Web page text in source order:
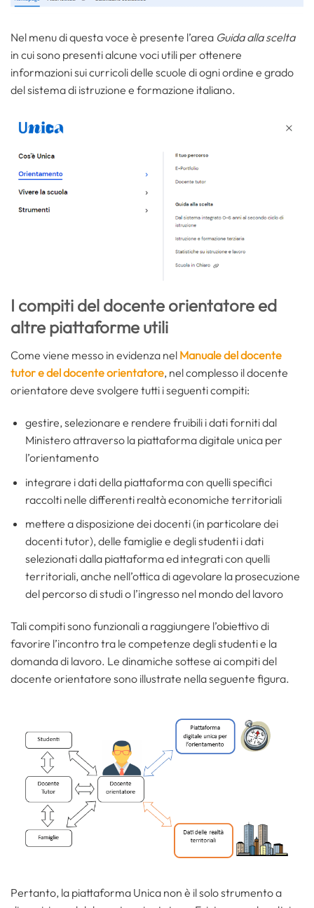
Nel menu di questa voce è presente l’area Guida alla scelta
in cui sono presenti alcune voci utili per ottenere
informazioni sui curricoli delle scuole di ogni ordine e grado
del sistema di istruzione e formazione italiano.
I compiti del docente orientatore ed
altre piattaforme utili
Come viene messo in evidenza nel Manuale del docente
tutor e del docente orientatore, nel complesso il docente
orientatore deve svolgere tutti i seguenti compiti:
gestire, selezionare e rendere fruibili i dati forniti dal
Ministero attraverso la piattaforma digitale unica per
l’orientamento
integrare i dati della piattaforma con quelli specifici
raccolti nelle differenti realtà economiche territoriali
mettere a disposizione dei docenti (in particolare dei
docenti tutor), delle famiglie e degli studenti i dati
selezionati dalla piattaforma ed integrati con quelli
territoriali, anche nell’ottica di agevolare la prosecuzione
del percorso di studi o l’ingresso nel mondo del lavoro
Tali compiti sono funzionali a raggiungere l’obiettivo di
favorire l’incontro tra le competenze degli studenti e la
domanda di lavoro. Le dinamiche sottese ai compiti del
docente orientatore sono illustrate nella seguente figura.
Pertanto, la piattaforma Unica non è il solo strumento a